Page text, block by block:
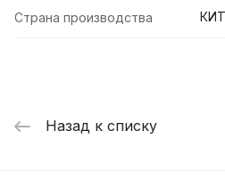
Страна производства
Назад к списку